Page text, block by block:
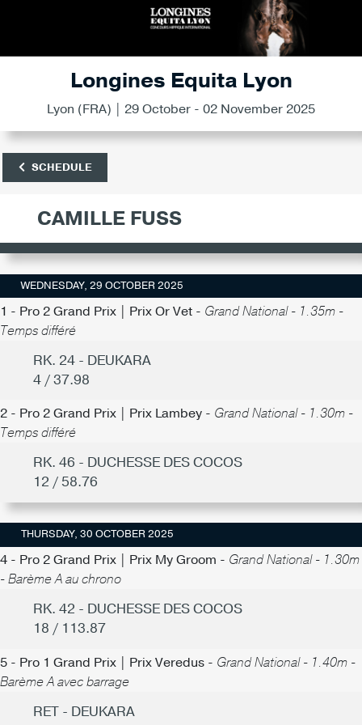
Longines Equita Lyon
Lyon (FRA) | 29 October - 02 November 2025
SCHEDULE
CAMILLE FUSS
WEDNESDAY, 29 OCTOBER 2025
1 - Pro 2 Grand Prix | Prix Or Vet - Grand National - 1.35m -
Temps différé
RK. 24 - DEUKARA
4 / 37.98
2 - Pro 2 Grand Prix | Prix Lambey - Grand National - 1.30m -
Temps différé
RK. 46 - DUCHESSE DES COCOS
12 / 58.76
THURSDAY, 30 OCTOBER 2025
4 - Pro 2 Grand Prix | Prix My Groom - Grand National - 1.30m
- Barème A au chrono
RK. 42 - DUCHESSE DES COCOS
18 / 113.87
5 - Pro 1 Grand Prix | Prix Veredus - Grand National - 1.40m -
Barème A avec barrage
RET - DEUKARA